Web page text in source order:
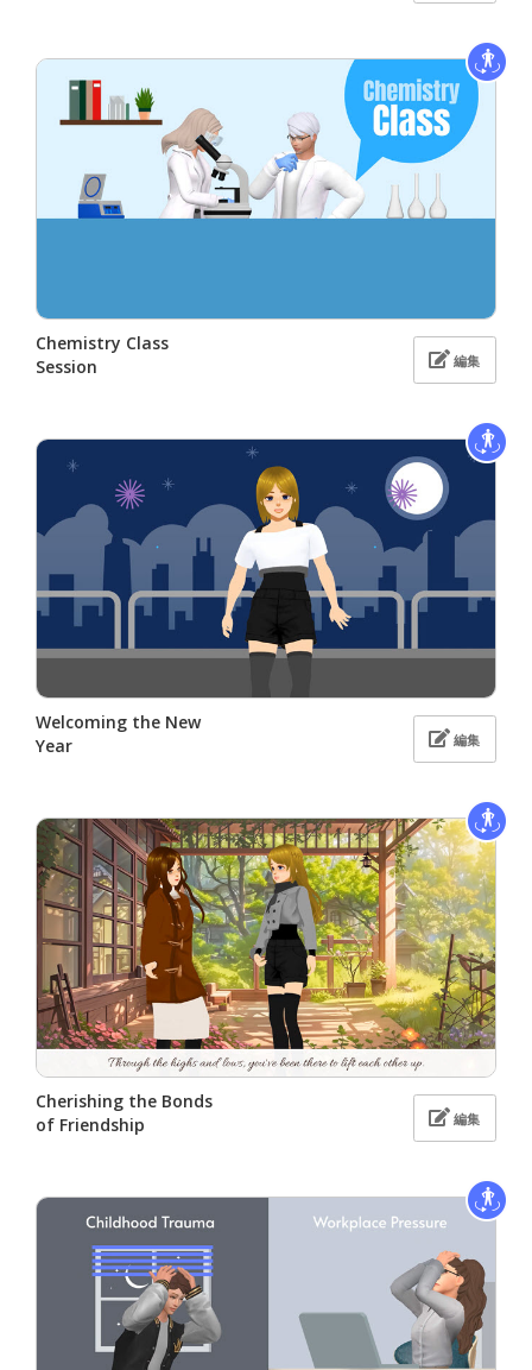
Chemistry Class
Session
編集
Welcoming the New
Year
編集
Cherishing the Bonds
of Friendship
編集